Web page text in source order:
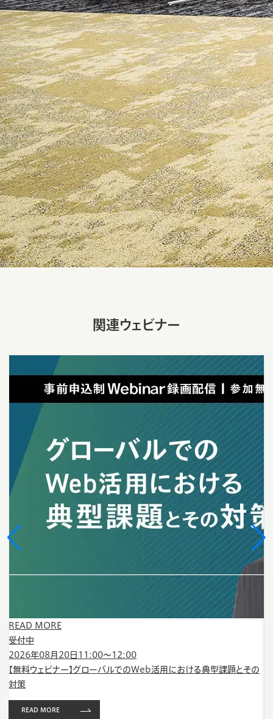
関連ウェビナー
READ MORE
受付中
2026年08月20日11:00～12:00
【無料ウェビナー】グローバルでのWeb活用における典型課題とその
対策
READ MORE